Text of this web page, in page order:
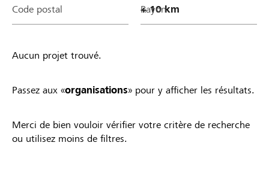
Code postal Rayon
Aucun projet trouvé.
Passez aux «organisations» pour y afficher les résultats.
Merci de bien vouloir vérifier votre critère de recherche
ou utilisez moins de filtres.